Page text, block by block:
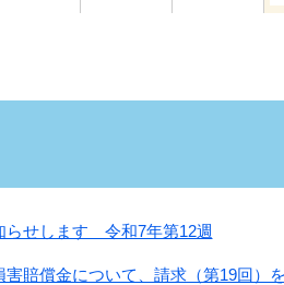
らせします 令和7年第12週
賠償金について、請求（第19回）